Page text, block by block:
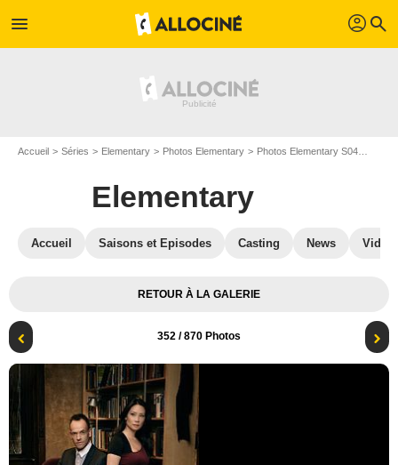
menu profil search
Accueil Séries Elementary Photos Elementary Photos Elementary S04
Elementary
Accueil Saisons et Episodes Casting News
RETOUR À LA GALERIE
352 / 870 Photos